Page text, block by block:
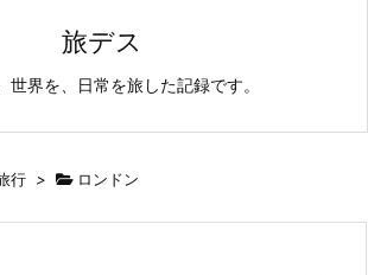
旅デス
世界を、日常を旅した記録です。
行 > ロンドン